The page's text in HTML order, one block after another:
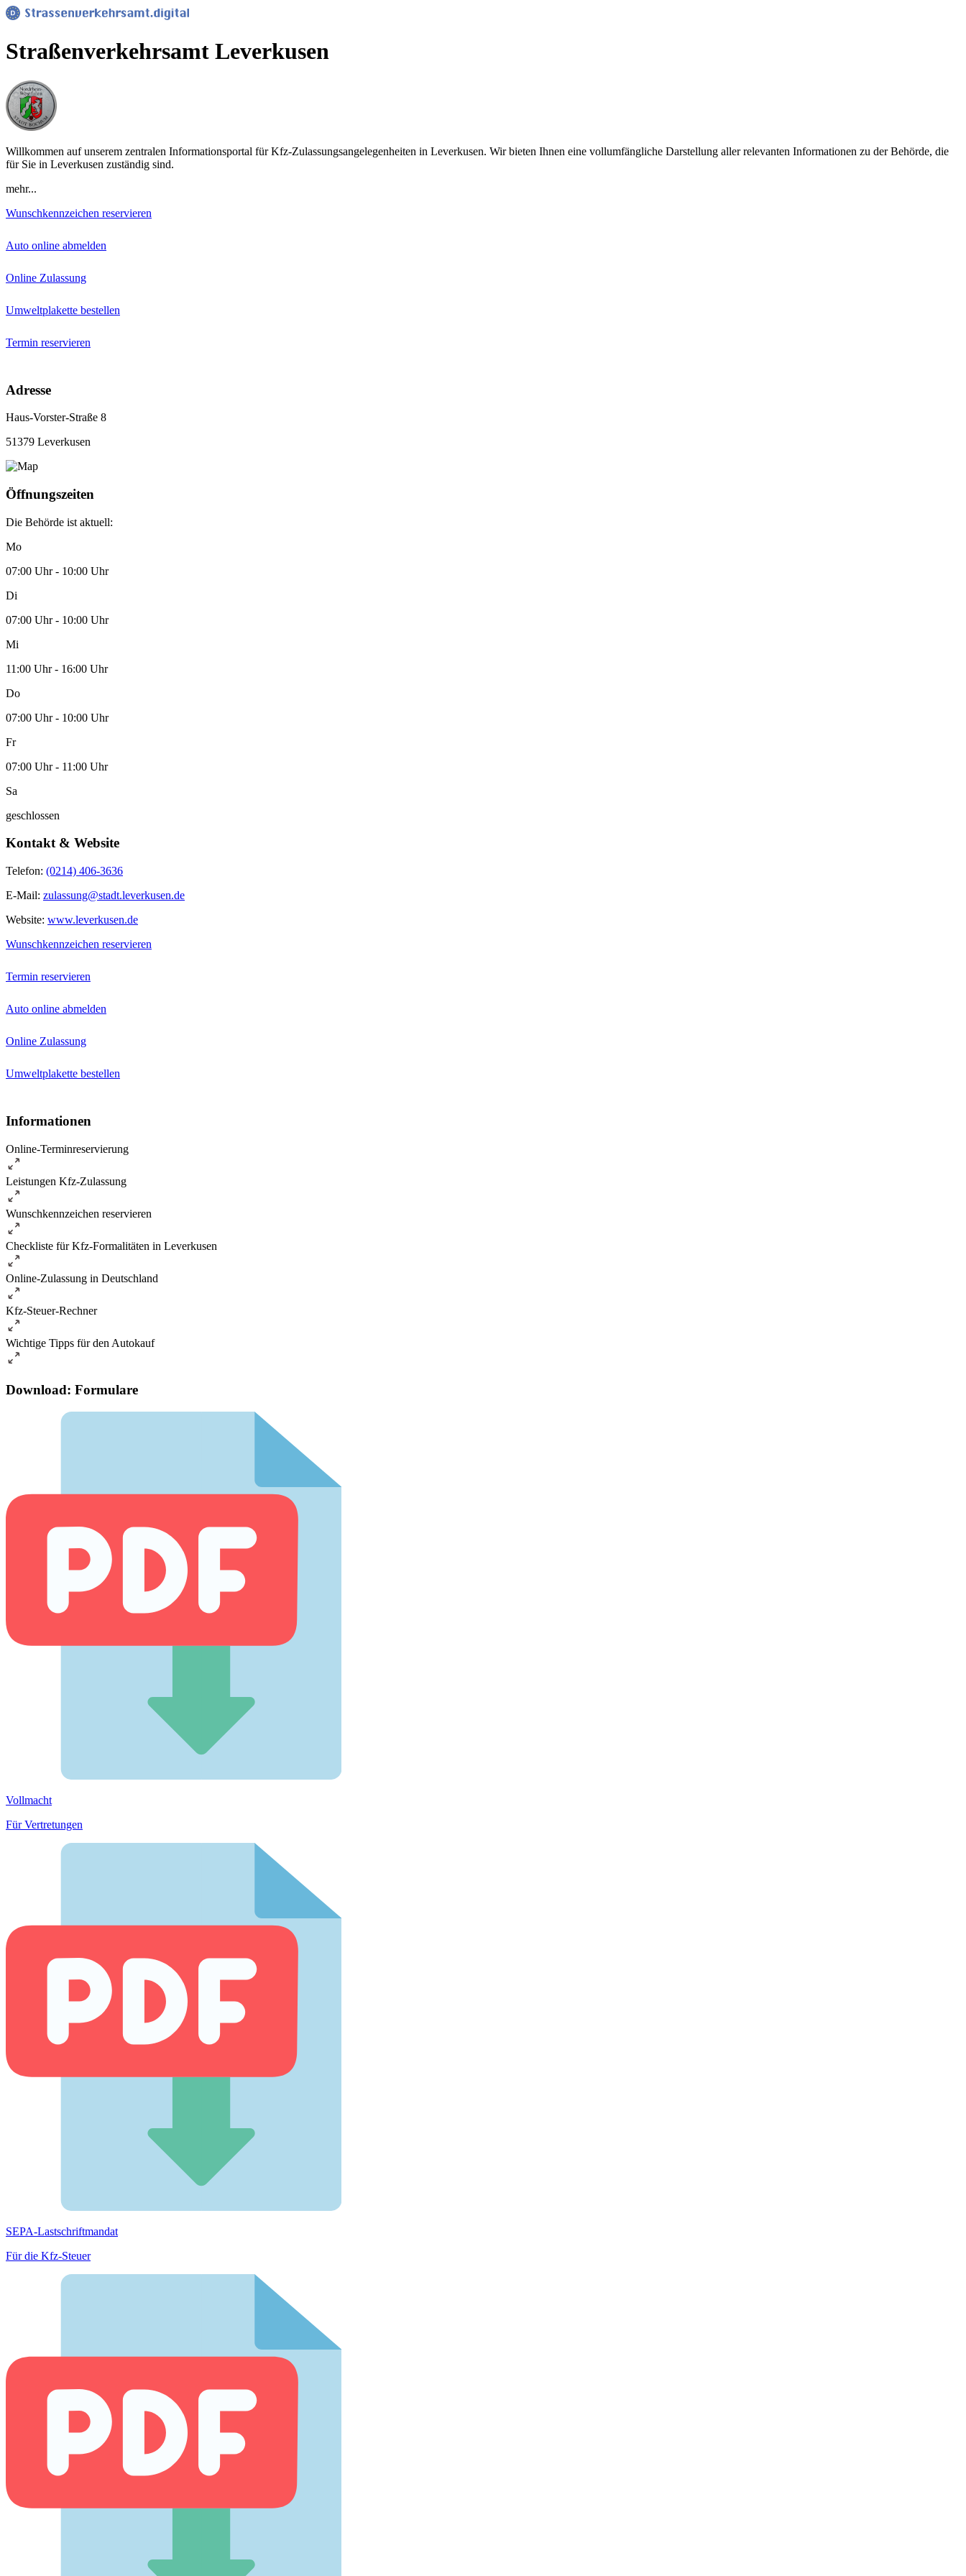
Straßenverkehrsamt Leverkusen
Willkommen auf unserem zentralen Informationsportal für Kfz-Zulassungsangelegenheiten in Leverkusen. Wir bieten Ihnen eine vollumfängliche Darstellung aller relevanten Informationen zu der Behörde, die
für Sie in Leverkusen zuständig sind.
mehr...
Wunschkennzeichen reservieren
Auto online abmelden
Online Zulassung
Umweltplakette bestellen
Termin reservieren
Adresse
Haus-Vorster-Straße 8
51379 Leverkusen
Öffnungszeiten
Die Behörde ist aktuell:
Mo
07:00 Uhr - 10:00 Uhr
Di
07:00 Uhr - 10:00 Uhr
Mi
11:00 Uhr - 16:00 Uhr
Do
07:00 Uhr - 10:00 Uhr
Fr
07:00 Uhr - 11:00 Uhr
Sa
geschlossen
Kontakt & Website
Telefon: (0214) 406-3636
E-Mail: zulassung@stadt.leverkusen.de
Website: www.leverkusen.de
Wunschkennzeichen reservieren
Termin reservieren
Auto online abmelden
Online Zulassung
Umweltplakette bestellen
Informationen
Online-Terminreservierung
Leistungen Kfz-Zulassung
Wunschkennzeichen reservieren
Checkliste für Kfz-Formalitäten in Leverkusen
Online-Zulassung in Deutschland
Kfz-Steuer-Rechner
Wichtige Tipps für den Autokauf
Download: Formulare
Vollmacht
Für Vertretungen
SEPA-Lastschriftmandat
Für die Kfz-Steuer